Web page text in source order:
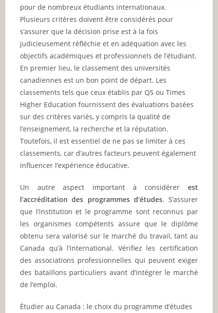
pour de nombreux étudiants internationaux.
Plusieurs critères doivent être considérés pour
s’assurer que la décision prise est à la fois
judicieusement réfléchie et en adéquation avec les
objectifs académiques et professionnels de l’étudiant.
En premier lieu, le classement des universités
canadiennes est un bon point de départ. Les
classements tels que ceux établis par QS ou Times
Higher Education fournissent des évaluations basées
sur des critères variés, y compris la qualité de
l’enseignement, la recherche et la réputation.
Toutefois, il est essentiel de ne pas se limiter à ces
classements, car d’autres facteurs peuvent également
influencer l’expérience éducative.
Un autre aspect important à considérer est
l’accréditation des programmes d’études. S’assurer
que l’institution et le programme sont reconnus par
les organismes compétents assure que le diplôme
obtenu sera valorisé sur le marché du travail, tant au
Canada qu’à l’international. Vérifiez les certification
des associations professionnelles qui peuvent exiger
des bataillons particuliers avant d’intégrer le marché
de l’emploi.
Étudier au Canada : le choix du programme d’études